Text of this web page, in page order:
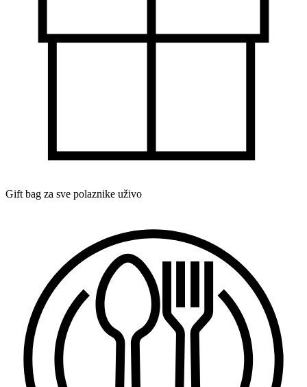
Gift bag za sve polaznike uživo